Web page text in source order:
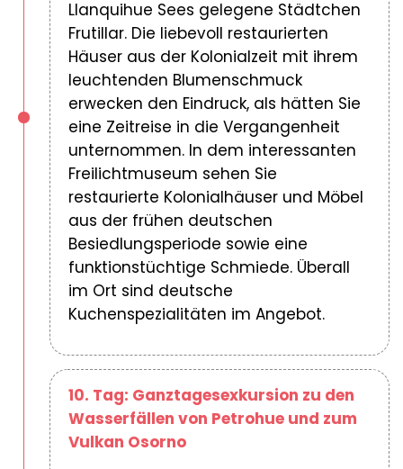
Llanquihue Sees gelegene Städtchen
Frutillar. Die liebevoll restaurierten
Häuser aus der Kolonialzeit mit ihrem
leuchtenden Blumenschmuck
erwecken den Eindruck, als hätten Sie
eine Zeitreise in die Vergangenheit
unternommen. In dem interessanten
Freilichtmuseum sehen Sie
restaurierte Kolonialhäuser und Möbel
aus der frühen deutschen
Besiedlungsperiode sowie eine
funktionstüchtige Schmiede. Überall
im Ort sind deutsche
Kuchenspezialitäten im Angebot.
10. Tag: Ganztagesexkursion zu den
Wasserfällen von Petrohue und zum
Vulkan Osorno